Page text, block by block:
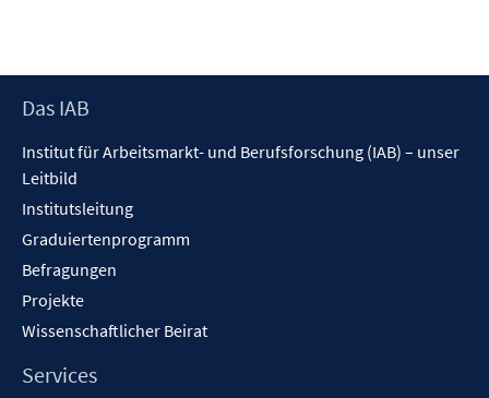
Footer
Das IAB
Institut für Arbeitsmarkt- und Berufsforschung (IAB) – unser
Leitbild
Institutsleitung
Graduiertenprogramm
Befragungen
Projekte
Wissenschaftlicher Beirat
Services